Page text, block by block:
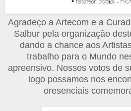
Agradeço a Artecom e a
Salbur pela organização
dando a chance aos
trabalho para o Mundo
apreensivo. Nossos votos de
logo possamos nos
oresenciais